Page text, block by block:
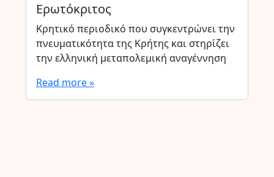
Ερωτόκριτος
Κρητικό περιοδικό που συγκεντρώνει την
πνευματικότητα της Κρήτης και στηρίζει
την ελληνική μεταπολεμική αναγέννηση
Read more »